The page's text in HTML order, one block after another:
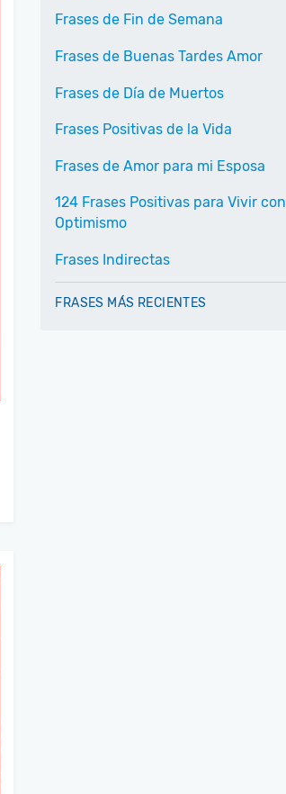
Frases de Fin de Semana
Frases de Buenas Tardes Amor
Frases de Día de Muertos
Frases Positivas de la Vida
Frases de Amor para mi Esposa
124 Frases Positivas para Vivir con
Optimismo
Frases Indirectas
FRASES MÁS RECIENTES